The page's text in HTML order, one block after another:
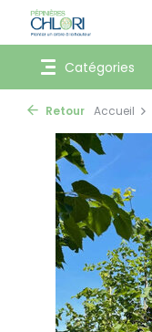
Catégories
Retour Accueil